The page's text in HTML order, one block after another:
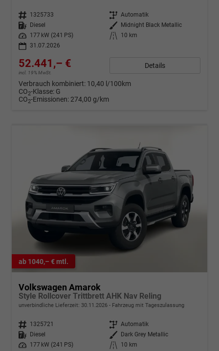
Fahrzeugnr. 1325733 Getriebe Automatik
Kraftstoff
Diesel Außenfarbe
Midnight Black Metallic
Leistung
177 kW (241 PS) Kilometerstand
10 km
31.07.2026
52.441,– €
incl. 19% MwSt.
Details
Verbrauch kombiniert: 10,40 l/100km
CO2-Klasse: G
CO2-Emissionen: 274,00 g/km
ab 1040,– € mtl.
Volkswagen Amarok
Style Rollcover Trittbrett AHK Nav Reling
unverbindliche Lieferzeit: 30.11.2026 Fahrzeug mit Tageszulassung
Fahrzeugnr. 1325721 Getriebe Automatik
Kraftstoff
Diesel Außenfarbe
Dark Grey Metallic
Leistung
177 kW (241 PS) Kilometerstand
10 km